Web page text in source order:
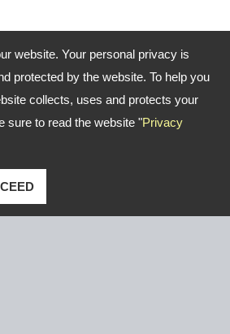
website. Your personal privacy is
protected by the website. To help you
collects, uses and protects your
sure to read the website "Privacy